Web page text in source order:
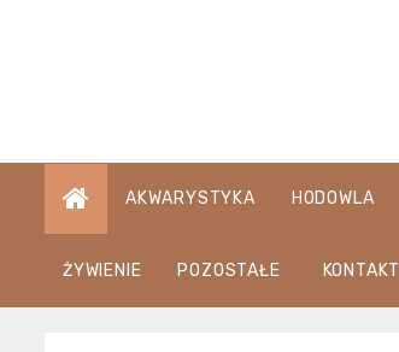
AKWARYSTYKA HODOWLA
ŻYWIENIE POZOSTAŁE KONTAKT